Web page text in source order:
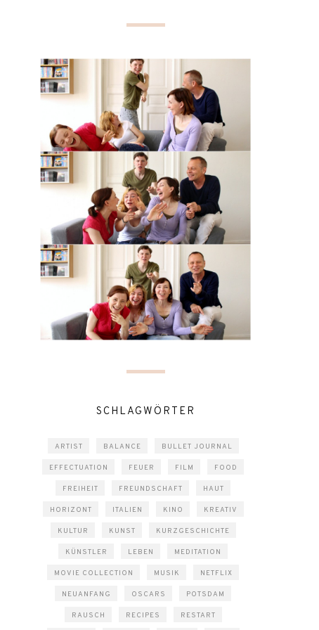
SCHLAGWÖRTER
ARTIST BALANCE BULLET JOURNAL
EFFECTUATION FEUER FILM FOOD
FREIHEIT FREUNDSCHAFT HAUT
HORIZONT ITALIEN KINO KREATIV
KULTUR KUNST KURZGESCHICHTE
KÜNSTLER LEBEN MEDITATION
MOVIE COLLECTION MUSIK NETFLIX
NEUANFANG OSCARS POTSDAM
RAUSCH RECIPES RESTART